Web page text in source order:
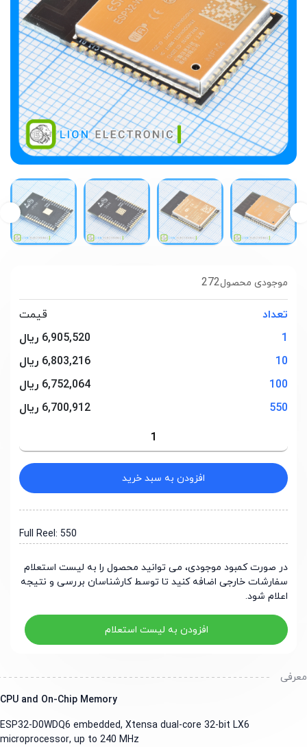
272موجودی محصول
تعداد
قیمت
6,905,520 ریال
10
6,803,216 ریال
100
6,752,064 ریال
550
6,700,912 ریال
افزودن به سبد خرید
Full Reel: 550
در صورت کمبود موجودی، می توانید محصول را به لیست استعلام
سفارشات خارجی اضافه کنید تا توسط کارشناسان بررسی و نتیجه
اعلام شود.
افزودن به لیست استعلام
CPU and On-Chip Memory
ESP32-D0WDQ6 embedded, Xtensa dual-core 32-bit LX6
microprocessor, up to 240 MHz